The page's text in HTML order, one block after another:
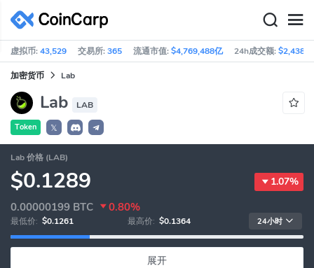
虚拟币:43,529 交易所:365 流通市值:$4,769,488亿 24h成交额:$2,438亿
加密货币 Lab
Lab LAB
Token 𝕏
Lab 价格 (LAB)
$0.1289 1.07%
0.00000199 BTC 0.80%
最低价: $0.1261 最高价: $0.1364 24小时
展开